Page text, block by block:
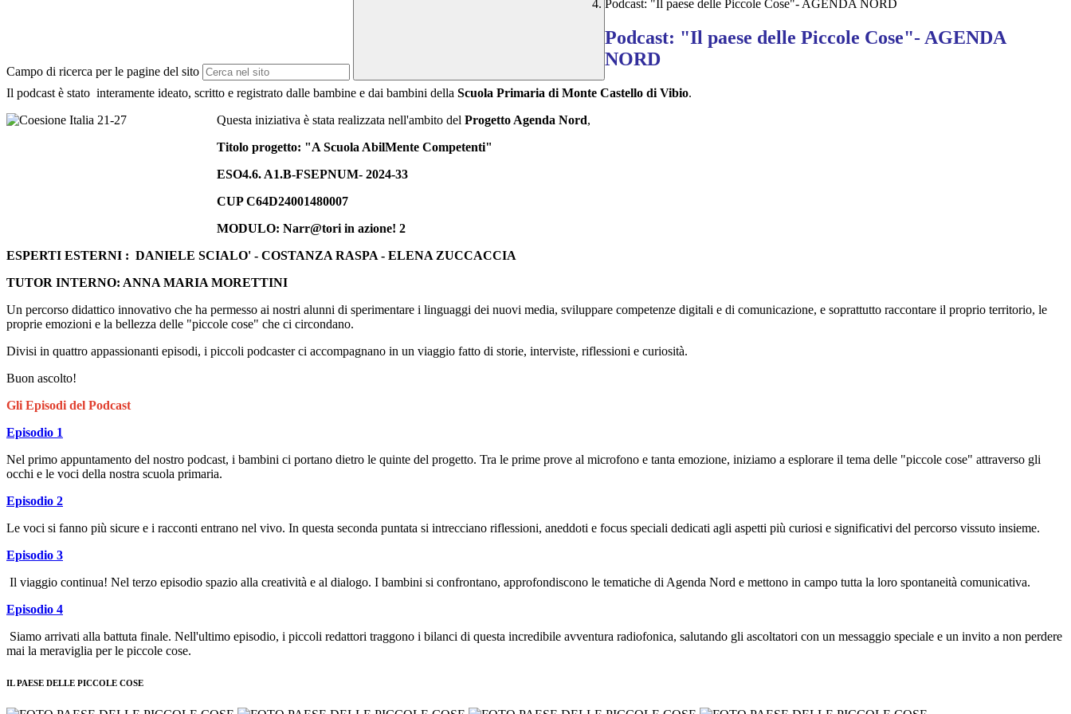
Campo di ricerca per le pagine del sito
Podcast: "Il paese delle Piccole Cose"- AGENDA NORD
Podcast: "Il paese delle Piccole Cose"- AGENDA
NORD
Il podcast è stato interamente ideato, scritto e registrato dalle bambine e dai bambini della Scuola Primaria di Monte Castello di Vibio.
Questa iniziativa è stata realizzata nell'ambito del Progetto Agenda Nord,
Titolo progetto: "A Scuola AbilMente Competenti"
ESO4.6. A1.B-FSEPNUM- 2024-33
CUP C64D24001480007
MODULO: Narr@tori in azione! 2
ESPERTI ESTERNI : DANIELE SCIALO' - COSTANZA RASPA - ELENA ZUCCACCIA
TUTOR INTERNO: ANNA MARIA MORETTINI
Un percorso didattico innovativo che ha permesso ai nostri alunni di sperimentare i linguaggi dei nuovi media, sviluppare competenze digitali e di comunicazione, e soprattutto raccontare il proprio territorio, le
proprie emozioni e la bellezza delle "piccole cose" che ci circondano.
Divisi in quattro appassionanti episodi, i piccoli podcaster ci accompagnano in un viaggio fatto di storie, interviste, riflessioni e curiosità.
Buon ascolto!
Gli Episodi del Podcast
Episodio 1
Nel primo appuntamento del nostro podcast, i bambini ci portano dietro le quinte del progetto. Tra le prime prove al microfono e tanta emozione, iniziamo a esplorare il tema delle "piccole cose" attraverso gli
occhi e le voci della nostra scuola primaria.
Episodio 2
Le voci si fanno più sicure e i racconti entrano nel vivo. In questa seconda puntata si intrecciano riflessioni, aneddoti e focus speciali dedicati agli aspetti più curiosi e significativi del percorso vissuto insieme.
Episodio 3
Il viaggio continua! Nel terzo episodio spazio alla creatività e al dialogo. I bambini si confrontano, approfondiscono le tematiche di Agenda Nord e mettono in campo tutta la loro spontaneità comunicativa.
Episodio 4
Siamo arrivati alla battuta finale. Nell'ultimo episodio, i piccoli redattori traggono i bilanci di questa incredibile avventura radiofonica, salutando gli ascoltatori con un messaggio speciale e un invito a non perdere
mai la meraviglia per le piccole cose.
IL PAESE DELLE PICCOLE COSE